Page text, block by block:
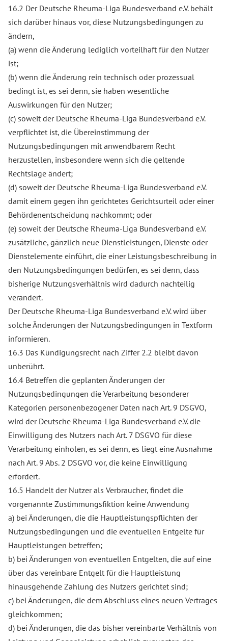
16.2 Der Deutsche Rheuma-Liga Bundesverband e.V. behält
sich darüber hinaus vor, diese Nutzungsbedingungen zu
ändern,
(a) wenn die Änderung lediglich vorteilhaft für den Nutzer
ist;
(b) wenn die Änderung rein technisch oder prozessual
bedingt ist, es sei denn, sie haben wesentliche
Auswirkungen für den Nutzer;
(c) soweit der Deutsche Rheuma-Liga Bundesverband e.V.
verpflichtet ist, die Übereinstimmung der
Nutzungsbedingungen mit anwendbarem Recht
herzustellen, insbesondere wenn sich die geltende
Rechtslage ändert;
(d) soweit der Deutsche Rheuma-Liga Bundesverband e.V.
damit einem gegen ihn gerichtetes Gerichtsurteil oder einer
Behördenentscheidung nachkommt; oder
(e) soweit der Deutsche Rheuma-Liga Bundesverband e.V.
zusätzliche, gänzlich neue Dienstleistungen, Dienste oder
Dienstelemente einführt, die einer Leistungsbeschreibung in
den Nutzungsbedingungen bedürfen, es sei denn, dass
bisherige Nutzungsverhältnis wird dadurch nachteilig
verändert.
Der Deutsche Rheuma-Liga Bundesverband e.V. wird über
solche Änderungen der Nutzungsbedingungen in Textform
informieren.
16.3 Das Kündigungsrecht nach Ziffer 2.2 bleibt davon
unberührt.
16.4 Betreffen die geplanten Änderungen der
Nutzungsbedingungen die Verarbeitung besonderer
Kategorien personenbezogener Daten nach Art. 9 DSGVO,
wird der Deutsche Rheuma-Liga Bundesverband e.V. die
Einwilligung des Nutzers nach Art. 7 DSGVO für diese
Verarbeitung einholen, es sei denn, es liegt eine Ausnahme
nach Art. 9 Abs. 2 DSGVO vor, die keine Einwilligung
erfordert.
16.5 Handelt der Nutzer als Verbraucher, findet die
vorgenannte Zustimmungsfiktion keine Anwendung
a) bei Änderungen, die die Hauptleistungspflichten der
Nutzungsbedingungen und die eventuellen Entgelte für
Hauptleistungen betreffen;
b) bei Änderungen von eventuellen Entgelten, die auf eine
über das vereinbare Entgelt für die Hauptleistung
hinausgehende Zahlung des Nutzers gerichtet sind;
c) bei Änderungen, die dem Abschluss eines neuen Vertrages
gleichkommen;
d) bei Änderungen, die das bisher vereinbarte Verhältnis von